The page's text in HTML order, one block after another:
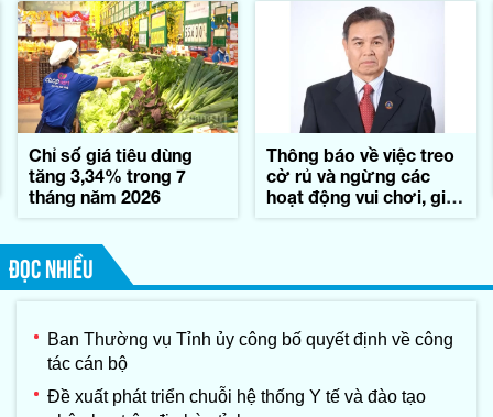
Chỉ số giá tiêu dùng
tăng 3,34% trong 7
tháng năm 2026
Thông báo về việc treo
cờ rủ và ngừng các
hoạt động vui chơi, giải
vi-hản, Chủ tịch Quốc
ĐỌC NHIỀU
Ban Thường vụ Tỉnh ủy công bố quyết định về công
tác cán bộ
Đề xuất phát triển chuỗi hệ thống Y tế và đào tạo